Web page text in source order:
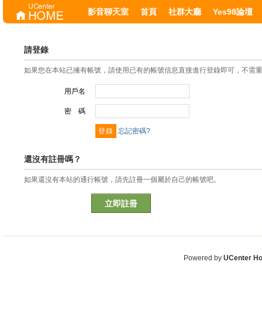
影音聊天室 首頁 社群大廳 Yes98論壇
請登錄
如果您在本站已擁有帳號，請使用已有的帳號信息直接進行登錄即可，不需
用戶名
密 碼
忘記密碼?
還沒有註冊嗎？
如果還沒有本站的通行帳號，請先註冊一個屬於自己的帳號吧。
立即註冊
Powered by UCenter